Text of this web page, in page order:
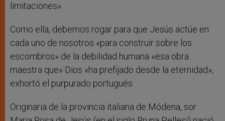
limitaciones».
Como ella, debemos rogar para que Jesús actúe en
cada uno de nosotros «para construir sobre los
escombros» de la debilidad humana «esa obra
maestra que» Dios «ha prefijado desde la eternidad»,
exhortó el purpurado portugués.
Originaria de la provincia italiana de Módena, sor